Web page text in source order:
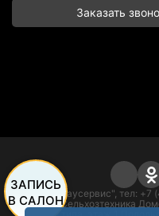
Заказать
ООО "Баусервис", тел: +7
Адрес: п. Сельхозтехника
ЗАПИСЬ
В САЛОН